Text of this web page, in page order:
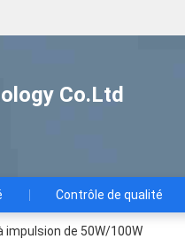
Co.Ltd
Contrôle de qualité
impulsion de 50W/100W